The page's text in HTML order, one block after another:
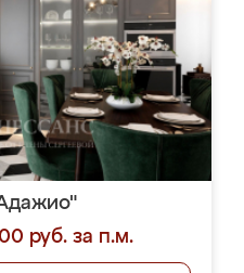
руб. за п.м.